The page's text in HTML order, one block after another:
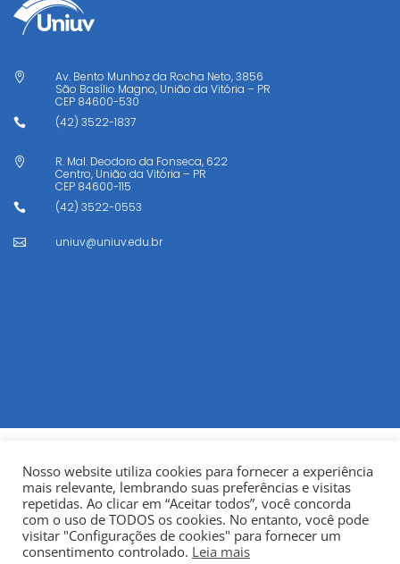

Av. Bento Munhoz da Rocha Neto, 3856
São Basílio Magno, União da Vitória – PR
CEP 84600-530
 (42) 3522-1837

R. Mal. Deodoro da Fonseca, 622
Centro, União da Vitória – PR
CEP 84600-115
 (42) 3522-0553
 uniuv@uniuv.edu.br
© Copyright 2022Fundação Municipal Centro Universitário
Nosso website utiliza cookies para fornecer a experiência
mais relevante, lembrando suas preferências e visitas
repetidas. Ao clicar em “Aceitar todos”, você concorda
com o uso de TODOS os cookies. No entanto, você pode
visitar "Configurações de cookies" para fornecer um
consentimento controlado. Leia mais